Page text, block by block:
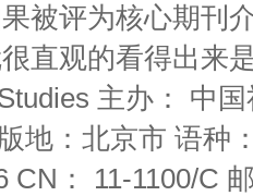
被评为核心期刊
直观的看得出来
主办： 中
地：北京市 语种
CN： 11-1100/C